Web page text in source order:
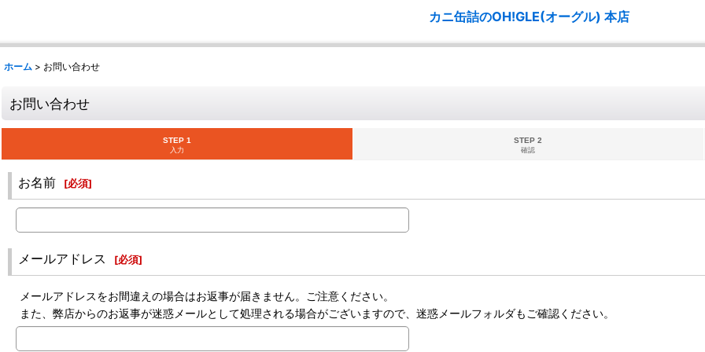
カニ缶詰のOH!GLE(オーグル) 本店
ホーム > お問い合わせ
お問い合わせ
STEP 1
入力
STEP 2
確認
お名前 [必須]
メールアドレス [必須]
メールアドレスをお間違えの場合はお返事が届きません。ご注意ください。
また、弊店からのお返事が迷惑メールとして処理される場合がございますので、迷惑メールフォルダもご確認ください。